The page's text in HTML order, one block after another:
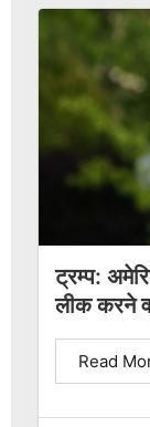
ट्रम्प:
लीक करने
Read